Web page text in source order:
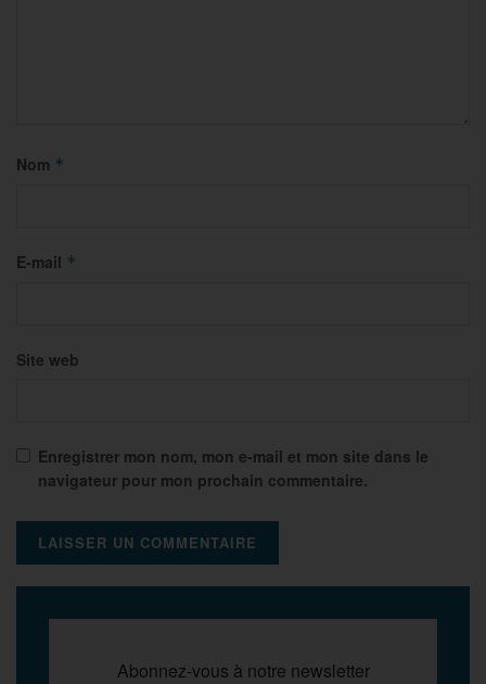
Nom *
E-mail *
Site web
Enregistrer mon nom, mon e-mail et mon site dans le
navigateur pour mon prochain commentaire.
Abonnez-vous à notre newsletter